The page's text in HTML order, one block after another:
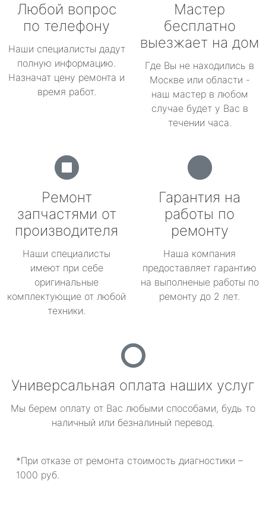
Любой вопрос
по телефону
Наши специалисты дадут
полную информацию.
Назначат цену ремонта и
время работ.
Мастер
бесплатно
выезжает на дом
Где Вы не находились в
Москве или области -
наш мастер в любом
случае будет у Вас в
течении часа.
Ремонт
запчастями от
производителя
Наши специалисты
имеют при себе
оригинальные
комплектующие от любой
техники.
Гарантия на
работы по
ремонту
Наша компания
предоставляет гарантию
на выполненые работы по
ремонту до 2 лет.
Универсальная оплата наших услуг
Мы берем оплату от Вас любыми способами, будь то
наличный или безналиный перевод.
*При отказе от ремонта стоимость диагностики –
1000 руб.